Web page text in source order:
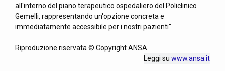
all'interno del piano terapeutico ospedaliero del Policlinico
Gemelli, rappresentando un'opzione concreta e
immediatamente accessibile per i nostri pazienti".
Riproduzione riservata © Copyright ANSA
Leggi su www.ansa.it